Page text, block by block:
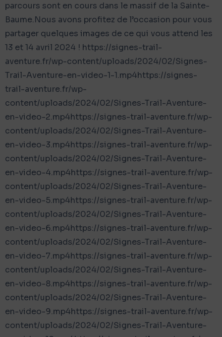
parcours sont en cours dans le massif de la Sainte-
Baume.Nous avons profitez de l’occasion pour vous
partager quelques images de ce qui vous attend les
13 et 14 avril 2024 ! https://signes-trail-
aventure.fr/wp-content/uploads/2024/02/Signes-
Trail-Aventure-en-video-1-1.mp4https://signes-
trail-aventure.fr/wp-
content/uploads/2024/02/Signes-Trail-Aventure-
en-video-2.mp4https://signes-trail-aventure.fr/wp-
content/uploads/2024/02/Signes-Trail-Aventure-
en-video-3.mp4https://signes-trail-aventure.fr/wp-
content/uploads/2024/02/Signes-Trail-Aventure-
en-video-4.mp4https://signes-trail-aventure.fr/wp-
content/uploads/2024/02/Signes-Trail-Aventure-
en-video-5.mp4https://signes-trail-aventure.fr/wp-
content/uploads/2024/02/Signes-Trail-Aventure-
en-video-6.mp4https://signes-trail-aventure.fr/wp-
content/uploads/2024/02/Signes-Trail-Aventure-
en-video-7.mp4https://signes-trail-aventure.fr/wp-
content/uploads/2024/02/Signes-Trail-Aventure-
en-video-8.mp4https://signes-trail-aventure.fr/wp-
content/uploads/2024/02/Signes-Trail-Aventure-
en-video-9.mp4https://signes-trail-aventure.fr/wp-
content/uploads/2024/02/Signes-Trail-Aventure-